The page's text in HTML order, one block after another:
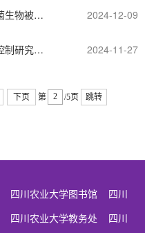
ADV FUNCT MATER｜研究为细菌生物被膜感染治疗提供新策略 2024-12-09
Adv Sci｜我院团队在细菌耐药性控制研究上再获重要进展 2024-11-27
下页 第 /5页 跳转
四川农业大学图书馆
四川
四川农业大学教务处
四川